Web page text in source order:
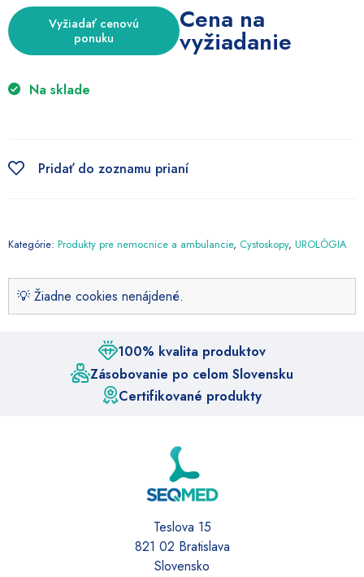
Cena na
vyžiadanie
Vyžiadať cenovú
ponuku
Na sklade
Pridať do zoznamu prianí
Kategórie: Produkty pre nemocnice a ambulancie, Cystoskopy, UROLÓGIA
💡 Žiadne cookies nenájdené.
100% kvalita produktov
Zásobovanie po celom Slovensku
Certifikované produkty
Teslova 15
821 02 Bratislava
Slovensko